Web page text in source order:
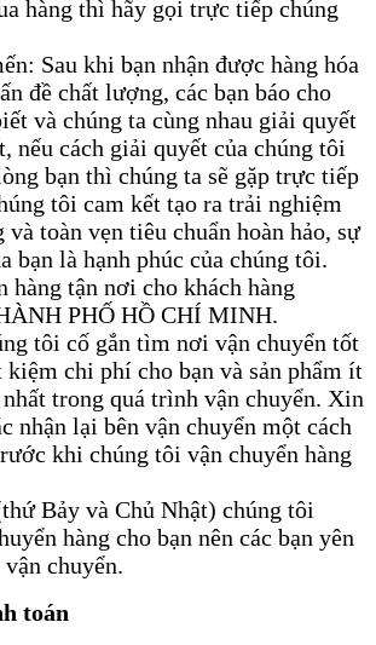
hàng thì hãy gọi trực tiếp chúng
Sau khi bạn nhận được hàng hóa
đề chất lượng, các bạn báo cho
và chúng ta cùng nhau giải quyết
nếu cách giải quyết của chúng tôi
bạn thì chúng ta sẽ gặp trực tiếp
tôi cam kết tạo ra trải nghiệm
toàn vẹn tiêu chuẩn hoàn hảo, sự
bạn là hạnh phúc của chúng tôi.
hàng tận nơi cho khách hàng
PHỐ HỒ CHÍ MINH.
tôi cố gắn tìm nơi vận chuyển tốt
kiệm chi phí cho bạn và sản phẩm ít
trong quá trình vận chuyển. Xin
nhận lại bên vận chuyển một cách
khi chúng tôi vận chuyển hàng
Bảy và Chủ Nhật) chúng tôi
hàng cho bạn nên các bạn yên
chuyển.
toán